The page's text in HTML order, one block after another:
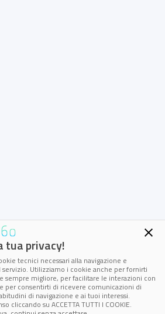
tua privacy!
tecnici necessari alla navigazione e
Utilizziamo i cookie anche per fornirti
sempre migliore, per facilitare le interazioni con
per consentirti di ricevere comunicazioni di
di navigazione e ai tuoi interessi.
cliccando su ACCETTA TUTTI I COOKIE.